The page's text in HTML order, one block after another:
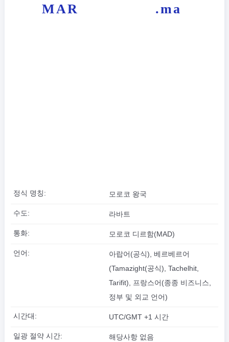
MAR .ma
정식 명칭: 모로코 왕국
수도: 라바트
통화: 모로코 디르함(MAD)
언어:
아랍어(공식), 베르베르어
(Tamazight(공식), Tachelhit,
Tarifit), 프랑스어(종종 비즈니스,
정부 및 외교 언어)
시간대: UTC/GMT +1 시간
일광 절약 시간: 해당사항 없음